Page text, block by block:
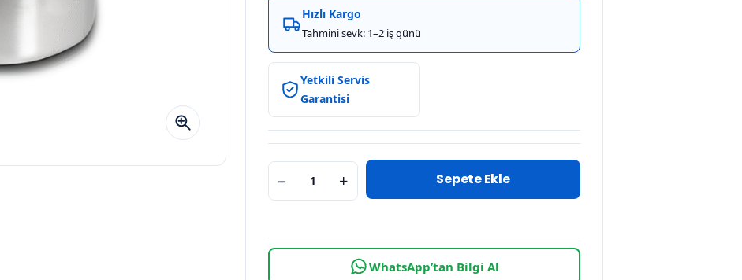
Hızlı Kargo
Tahmini sevk: 1–2 iş günü
Yetkili Servis
Garantisi
− + Sepete Ekle
WhatsApp’tan Bilgi Al